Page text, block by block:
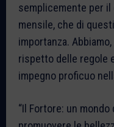
semplicemente per
mensile, che di
importanza.
rispetto delle regole
impegno proficuo
“Il Fortore: un